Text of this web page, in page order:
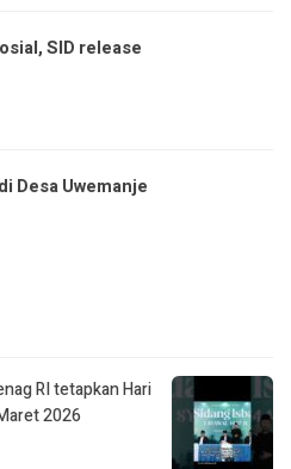
SID release
Desa Uwemanje
RI tetapkan Hari
2026